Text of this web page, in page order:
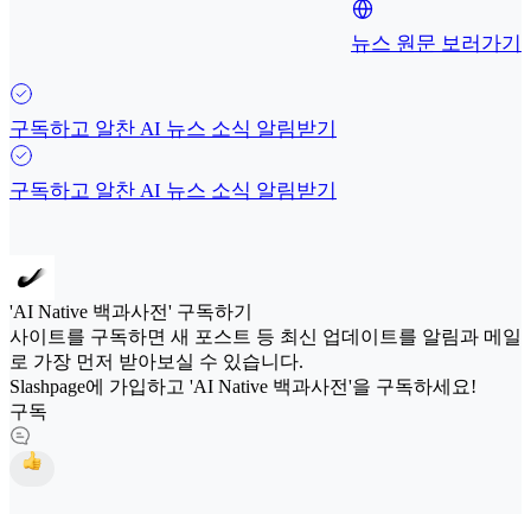
뉴스 원문 보러가기
구독하고 알찬 AI 뉴스 소식 알림받기
구독하고 알찬 AI 뉴스 소식 알림받기
'AI Native 백과사전' 구독하기
사이트를 구독하면 새 포스트 등 최신 업데이트를 알림과 메일
로 가장 먼저 받아보실 수 있습니다.
Slashpage에 가입하고 'AI Native 백과사전'을 구독하세요!
구독